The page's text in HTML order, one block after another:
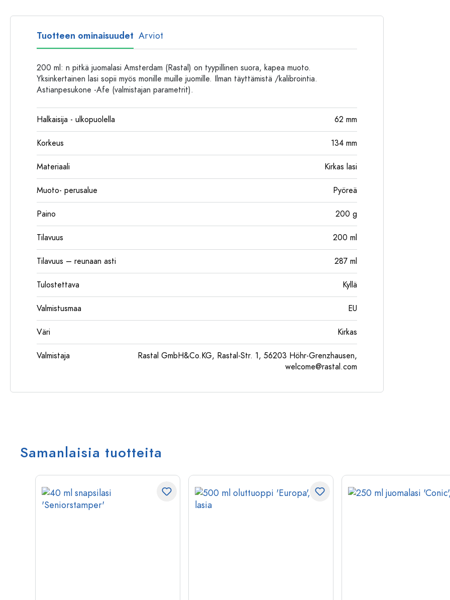
Tuotteen ominaisuudet Arviot
200 ml: n pitkä juomalasi Amsterdam (Rastal) on tyypillinen suora, kapea muoto.
Yksinkertainen lasi sopii myös monille muille juomille. Ilman täyttämistä /kalibrointia.
Astianpesukone -Afe (valmistajan parametrit).
Halkaisija - ulkopuolella 62 mm
Korkeus 134 mm
Materiaali Kirkas lasi
Muoto- perusalue Pyöreä
Paino 200 g
Tilavuus 200 ml
Tilavuus – reunaan asti 287 ml
Tulostettava Kyllä
Valmistusmaa EU
Väri Kirkas
Valmistaja
Rastal GmbH&Co.KG, Rastal-Str. 1, 56203 Höhr-Grenzhausen,
welcome@rastal.com
Samanlaisia tuotteita